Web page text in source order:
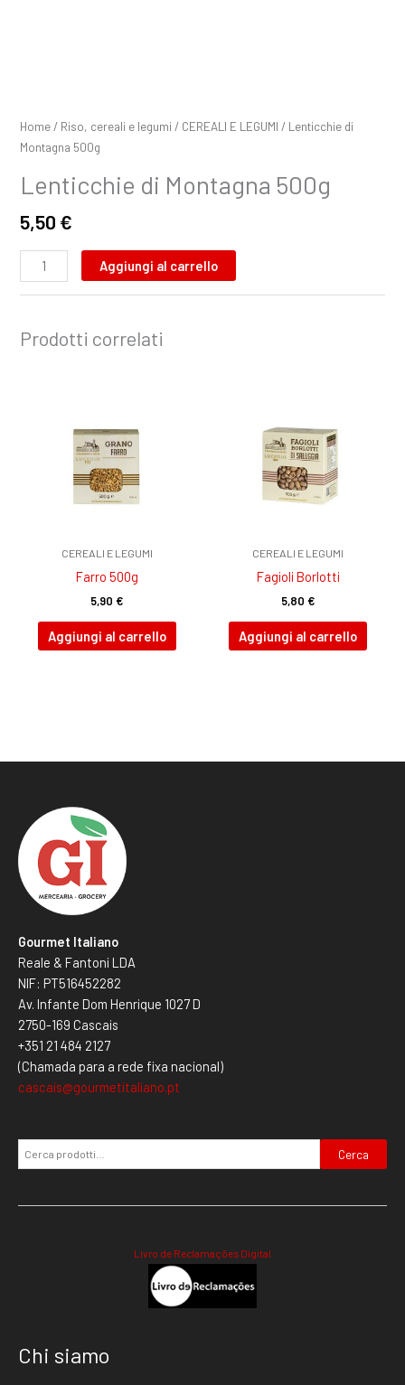
Home / Riso, cereali e legumi / CEREALI E LEGUMI / Lenticchie di
Montagna 500g
Lenticchie di Montagna 500g
5,50 €
Aggiungi al carrello
Prodotti correlati
CEREALI E LEGUMI
Farro 500g
5,90 €
Aggiungi al carrello
CEREALI E LEGUMI
Fagioli Borlotti
5,80 €
Aggiungi al carrello
Gourmet Italiano
Reale & Fantoni LDA
NIF: PT516452282
Av. Infante Dom Henrique 1027 D
2750-169 Cascais
+351 21 484 2127
(Chamada para a rede fixa nacional)
cascais@gourmetitaliano.pt
Cerca
Livro de Reclamações Digital
Chi siamo